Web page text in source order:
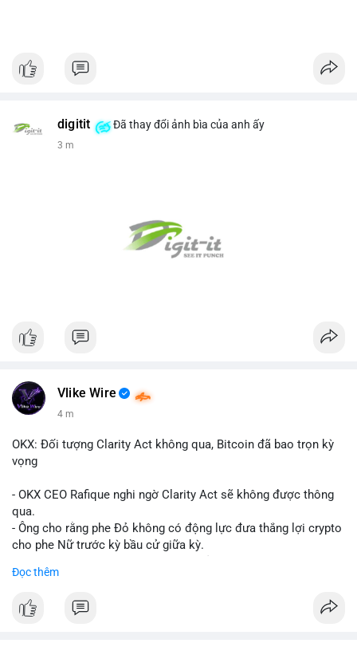
digitit Đã thay đổi ảnh bìa của anh ấy
3 m
Vlike Wire
4 m
OKX: Đối tượng Clarity Act không qua, Bitcoin đã bao trọn kỳ
vọng
- OKX CEO Rafique nghi ngờ Clarity Act sẽ không được thông
qua.
- Ông cho rằng phe Đỏ không có động lực đưa thắng lợi crypto
cho phe Nữ trước kỳ bầu cử giữa kỳ.
hỗ trợ pháp lý.
Đọc thêm